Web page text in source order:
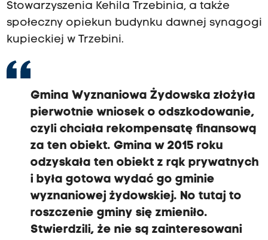
Stowarzyszenia Kehila Trzebinia, a także
społeczny opiekun budynku dawnej synagogi
kupieckiej w Trzebini.
Gmina Wyznaniowa Żydowska złożyła
pierwotnie wniosek o odszkodowanie,
czyli chciała rekompensatę finansową
za ten obiekt. Gmina w 2015 roku
odzyskała ten obiekt z rąk prywatnych
i była gotowa wydać go gminie
wyznaniowej żydowskiej. No tutaj to
roszczenie gminy się zmieniło.
Stwierdzili, że nie są zainteresowani